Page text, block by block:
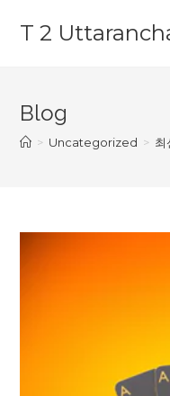
T 2
Blog
> Uncategorized > 최